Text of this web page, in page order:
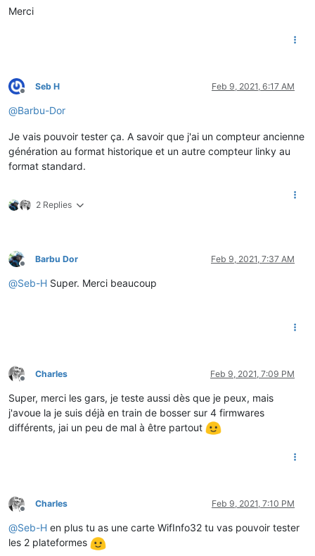
Merci
Offline
Seb H Feb 9, 2021, 6:17 AM
@Barbu-Dor
Je vais pouvoir tester ça. A savoir que j'ai un compteur ancienne
génération au format historique et un autre compteur linky au
format standard.
2 Replies
Offline
Barbu Dor Feb 9, 2021, 7:37 AM
@Seb-H Super. Merci beaucoup
Offline
Charles Feb 9, 2021, 7:09 PM
Super, merci les gars, je teste aussi dès que je peux, mais
j'avoue la je suis déjà en train de bosser sur 4 firmwares
différents, jai un peu de mal à être partout
Offline
Charles Feb 9, 2021, 7:10 PM
@Seb-H en plus tu as une carte WifInfo32 tu vas pouvoir tester
les 2 plateformes